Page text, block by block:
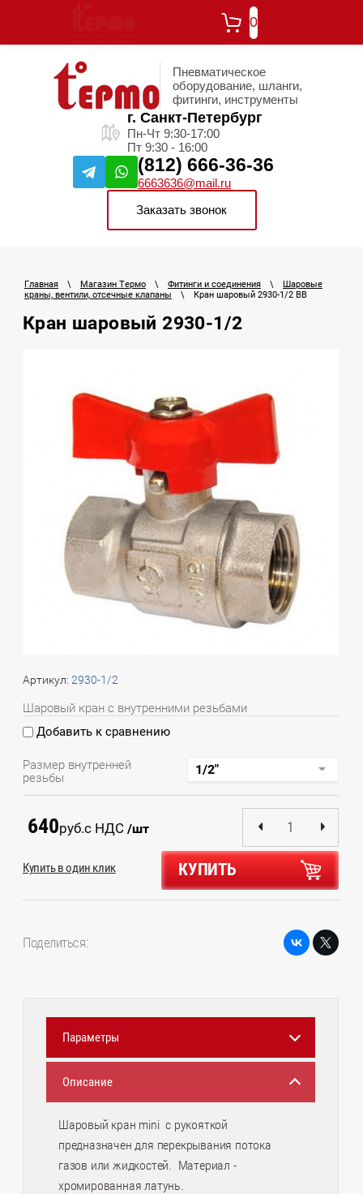
0
Пневматическое
оборудование, шланги,
фитинги, инструменты
г. Санкт-Петербург
Пн-Чт 9:30-17:00
Пт 9:30 - 16:00
(812) 666-36-36
6663636@mail.ru
Заказать звонок
Главная \ Магазин Термо \ Фитинги и соединения \
Шаровые
краны, вентили, отсечные клапаны
\ Кран шаровый 2930-1/2 ВВ
Кран шаровый 2930-1/2
Артикул: 2930-1/2
Шаровый кран с внутренними резьбами
Добавить к сравнению
Размер внутренней
резьбы
640руб.с НДС /шт
КУПИТЬ
Купить в один клик
Поделиться:
Параметры
Описание
Шаровый кран mini с рукояткой
предназначен для перекрывания потока
газов или жидкостей. Материал -
хромированная латунь.